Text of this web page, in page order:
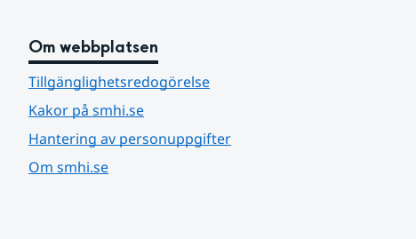
Om webbplatsen
Tillgänglighetsredogörelse
Kakor på smhi.se
Hantering av personuppgifter
Om smhi.se